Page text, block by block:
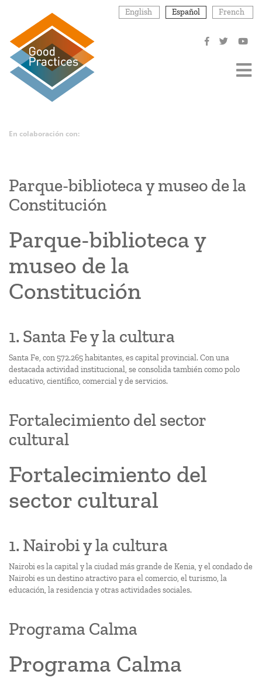
contenido
principal
English Español French
En colaboración con:
Parque-biblioteca y museo de la
Constitución
Parque-biblioteca y
museo de la
Constitución
1. Santa Fe y la cultura
Santa Fe, con 572.265 habitantes, es capital provincial. Con una
destacada actividad institucional, se consolida también como polo
educativo, científico, comercial y de servicios.
Fortalecimiento del sector
cultural
Fortalecimiento del
sector cultural
1. Nairobi y la cultura
Nairobi es la capital y la ciudad más grande de Kenia, y el condado de
Nairobi es un destino atractivo para el comercio, el turismo, la
educación, la residencia y otras actividades sociales.
Programa Calma
Programa Calma